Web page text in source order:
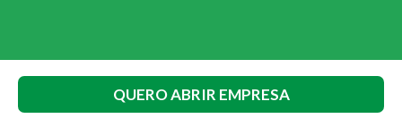
QUERO ABRIR EMPRESA